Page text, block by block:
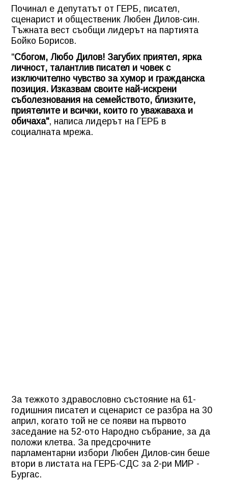
Починал е депутатът от ГЕРБ, писател,
сценарист и общественик Любен Дилов-син.
Тъжната вест съобщи лидерът на партията
Бойко Борисов.
"Сбогом, Любо Дилов! Загубих приятел, ярка
личност, талантлив писател и човек с
изключително чувство за хумор и гражданска
позиция. Изказвам своите най-искрени
съболезнования на семейството, близките,
приятелите и всички, които го уважаваха и
обичаха", написа лидерът на ГЕРБ в
социалната мрежа.
За тежкото здравословно състояние на 61-
годишния писател и сценарист се разбра на 30
април, когато той не се появи на първото
заседание на 52-ото Народно събрание, за да
положи клетва. За предсрочните
парламентарни избори Любен Дилов-син беше
втори в листата на ГЕРБ-СДС за 2-ри МИР -
Бургас.